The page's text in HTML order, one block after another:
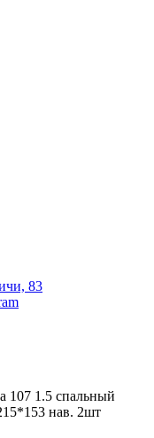
83
107 1.5 спальный
нав. 2шт